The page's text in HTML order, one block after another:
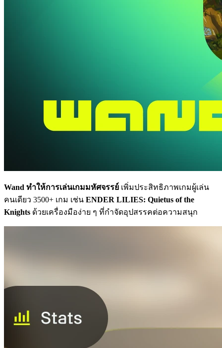
Wand ทำให้การเล่นเกมมหัศจรรย์ เพิ่มประสิทธิภาพเกมผู้เล่น
คนเดียว 3500+ เกม เช่น ENDER LILIES: Quietus of the
Knights ด้วยเครื่องมือง่าย ๆ ที่กำจัดอุปสรรคต่อความสนุก